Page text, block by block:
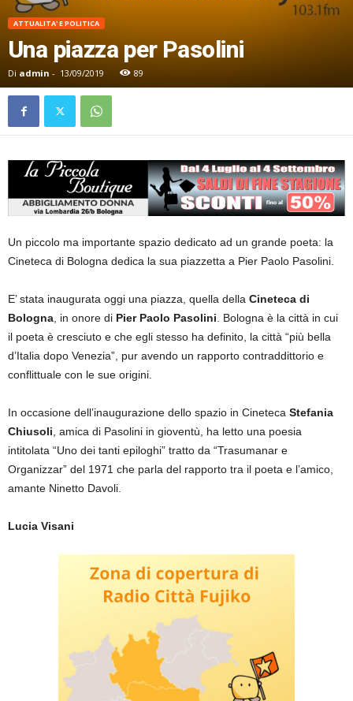
ATTUALITA' E POLITICA
Una piazza per Pasolini
Di admin - 13/09/2019 89
Un piccolo ma importante spazio dedicato ad un grande poeta: la
Cineteca di Bologna dedica la sua piazzetta a Pier Paolo Pasolini.
E’ stata inaugurata oggi una piazza, quella della Cineteca di
Bologna , in onore di Pier Paolo Pasolini . Bologna è la città in cui
il poeta è cresciuto e che egli stesso ha definito, la città “più bella
d’Italia dopo Venezia”, pur avendo un rapporto contraddittorio e
conflittuale con le sue origini.
In occasione dell’inaugurazione dello spazio in Cineteca Stefania
Chiusoli , amica di Pasolini in gioventù, ha letto una poesia
intitolata “Uno dei tanti epiloghi” tratto da “Trasumanar e
Organizzar” del 1971 che parla del rapporto tra il poeta e l’amico,
amante Ninetto Davoli.
Lucia Visani